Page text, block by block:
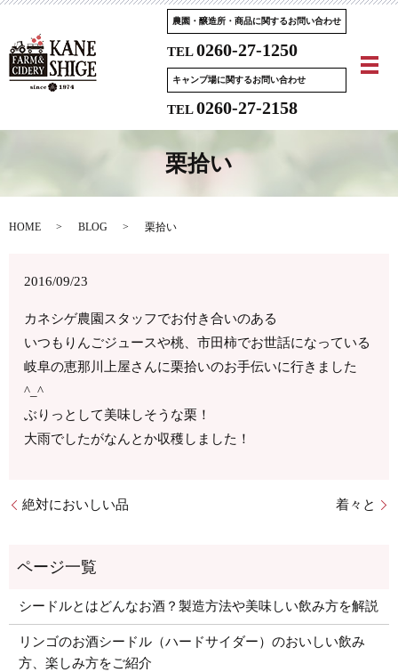
農園・醸造所・商品に関するお問い合わせ
TEL0260-27-1250
キャンプ場に関するお問い合わせ
TEL0260-27-2158
メ
栗拾い
HOME BLOG 栗拾い
2016/09/23
カネシゲ農園スタッフでお付き合いのある
いつもりんごジュースや桃、市田柿でお世話になっている
岐阜の恵那川上屋さんに栗拾いのお手伝いに行きました
^_^
ぶりっとして美味しそうな栗！
大雨でしたがなんとか収穫しました！
絶対においしい品 着々と
シードルとはどんなお酒？製造方法や美味しい飲み方を解説
リンゴのお酒シードル（ハードサイダー）のおいしい飲み
方、楽しみ方をご紹介